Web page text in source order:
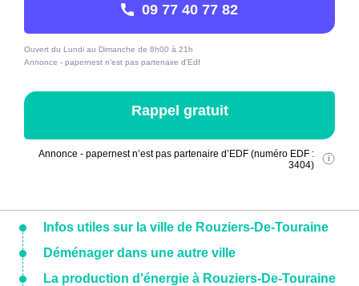
09 77 40 77 82
Ouvert du Lundi au Dimanche de 8h00 à 21h
Annonce - papernest n'est pas partenaire d'Edf
Rappel gratuit
Annonce - papernest n’est pas partenaire d’EDF (numéro EDF :
3404)
Infos utiles sur la ville de Rouziers-De-Touraine
Déménager dans une autre ville
La production d'énergie à Rouziers-De-Touraine